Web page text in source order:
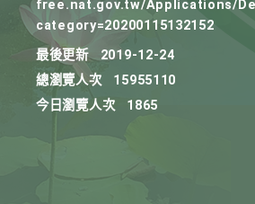
free.nat.gov.tw/Applications/
category=20200115132152
最後更新
2019-12-24
總瀏覽人次
15955110
今日瀏覽人次
1865